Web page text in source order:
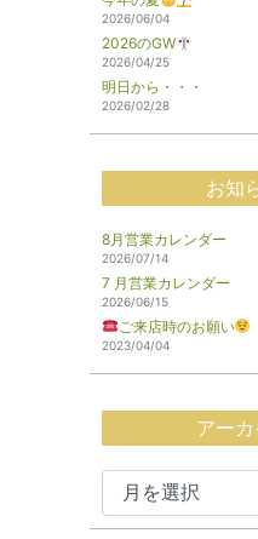
2026/06/04
2026のGW
2026/04/25
明日から・・・
2026/02/28
お知
8月営業カレンダー
2026/07/14
7 月営業カレンダー
2026/06/15
ご来店時のお願い
2023/04/04
アー